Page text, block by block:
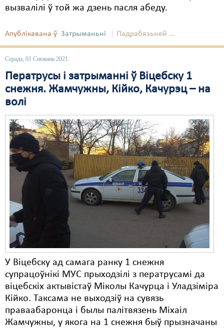
вызвалілі ў той жа дзень пасля абеду.
Апублікавана ў Затрыманьні Падрабязьней ...
Серада, 01 Снежань 2021
Ператрусы і затрыманні ў Віцебску 1
снежня. Жамчужны, Кійко, Качурэц – на
волі
У Віцебску ад самага ранку 1 снежня
супрацоўнікі МУС прыходзілі з ператрусамі да
віцебскіх актывістаў Міколы Качурца і Уладзіміра
Кійко. Таксама не выходзіў на сувязь
праваабаронца і былы палітвязень Міхаіл
Жамчужны, у якога на 1 снежня быў прызначаны